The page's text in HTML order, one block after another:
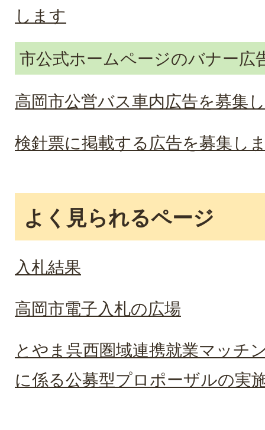
します
市公式ホームページのバナー広
高岡市公営バス車内広告を募集
検針票に掲載する広告を募集し
よく見られるページ
入札結果
高岡市電子入札の広場
とやま呉西圏域連携就業マッチ
に係る公募型プロポーザルの実